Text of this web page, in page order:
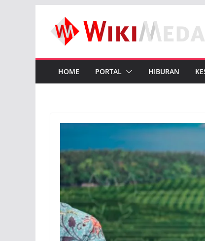
content
HOME PORTAL HIBURAN